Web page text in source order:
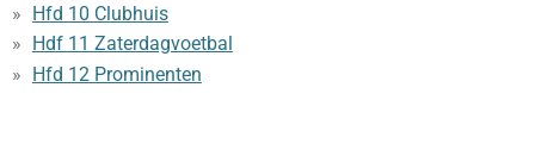
Hfd 10 Clubhuis
Hdf 11 Zaterdagvoetbal
Hfd 12 Prominenten